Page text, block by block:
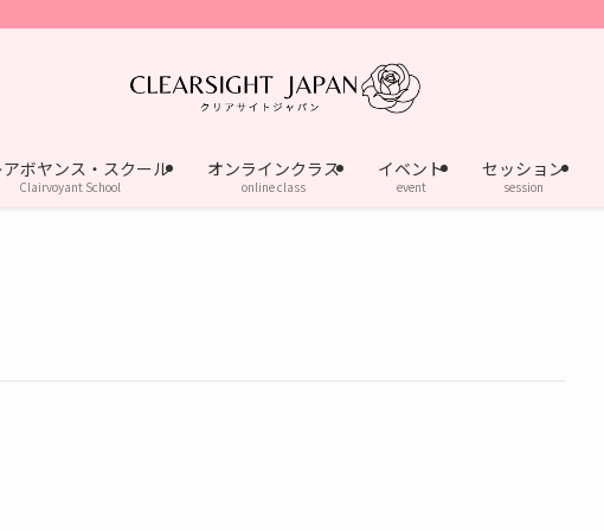
アボヤンス・スクール
Clairvoyant School
オンラインクラス
online class
イベント
event
セッション
session